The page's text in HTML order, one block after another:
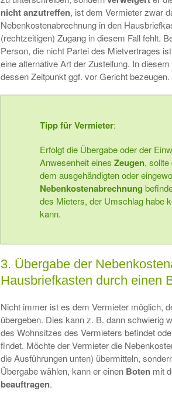
nicht anzutreffen, ist dem Vermieter zwar
Nebenkostenabrechnung in den
(rechtzeitigen) Zugang in diesem Fall fehlt.
Person, die nicht Partei des Mietvertrages
eine alternative Art der Zustellung. In
dessen Zeitpunkt ggf. vor Gericht bezeugen.
Tipp für Vermieter:
Erfolgt die Übergabe oder der
Anwesenheit eines Zeugen,
dem ausgehändigten oder
Nebenkostenabrechnung
des Mieters, der Umschlag habe
kann.
3. Übergabe der
Hausbriefkasten durch einen
Nicht immer ist es dem Vermieter möglich,
übergeben. Dies kann z. B. dann schwierig
des Wohnsitzes des Vermieters befindet
findet. Möchte der Vermieter die
die Ausführungen unten) übermitteln,
Übergabe wählen, kann er einen Boten mit
beauftragen.